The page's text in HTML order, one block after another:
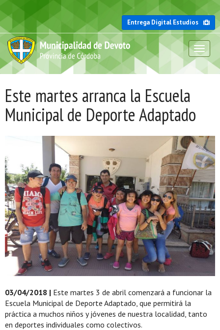
Entrega Digital Estudios
Este martes arranca la Escuela
Municipal de Deporte Adaptado
03/04/2018 | Este martes 3 de abril comenzará a funcionar la
Escuela Municipal de Deporte Adaptado, que permitirá la
práctica a muchos niños y jóvenes de nuestra localidad, tanto
en deportes individuales como colectivos.